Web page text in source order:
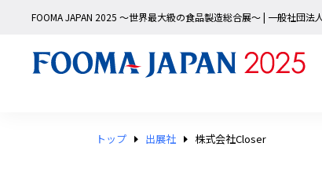
FOOMA JAPAN 2025 〜世界最大級の食品製造総合展〜 | 一般社団法
トップ 出展社 株式会社Closer